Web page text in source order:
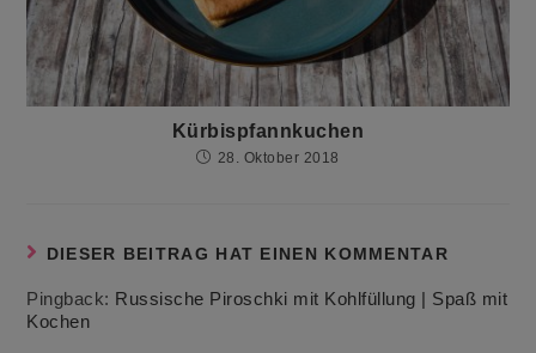
Kürbispfannkuchen
28. Oktober 2018
DIESER BEITRAG HAT EINEN KOMMENTAR
Pingback: Russische Piroschki mit Kohlfüllung | Spaß mit
Kochen